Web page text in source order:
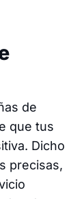
de
que tus
Dicho
precisas,